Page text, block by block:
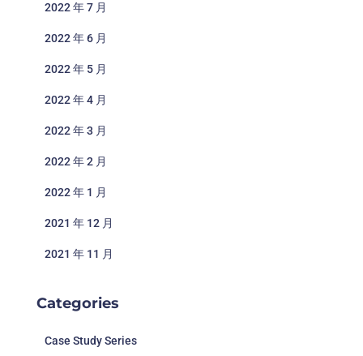
2022 年 7 月
2022 年 6 月
2022 年 5 月
2022 年 4 月
2022 年 3 月
2022 年 2 月
2022 年 1 月
2021 年 12 月
2021 年 11 月
Categories
Case Study Series